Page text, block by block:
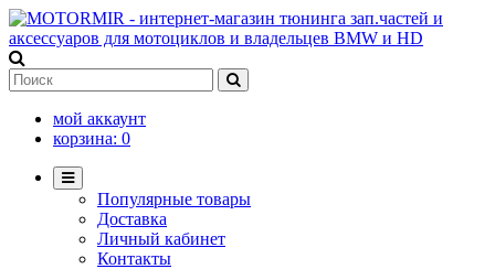
мой аккаунт
корзина: 0
Популярные товары
Доставка
Личный кабинет
Контакты